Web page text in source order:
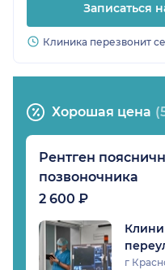
Записаться
Клиника перезвонит
Хорошая цена
Рентген
позвоночника
2 600 ₽
г